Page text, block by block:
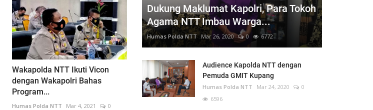
Wakapolda NTT Ikuti Vicon
dengan Wakapolri Bahas
Program...
Humas Polda NTT Mar 4, 2021
0
Dukung Maklumat Kapolri, Para Tokoh
Agama NTT Imbau Warga...
Humas Polda NTT Mar 26, 2020 0 6772
Audience Kapolda NTT dengan
Pemuda GMIT Kupang
Humas Polda NTT Mar 24, 2020
0
6596